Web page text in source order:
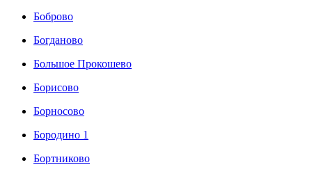
Боброво
Богданово
Большое Прокошево
Борисово
Борносово
Бородино 1
Бортниково